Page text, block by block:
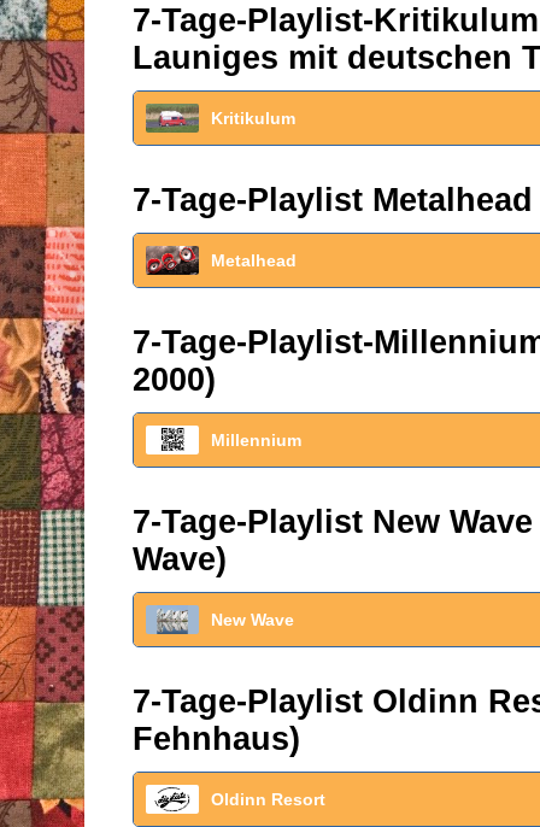
7-Tage-Playlist-
Launiges mit deutschen
Kritikulum
7-Tage-Playlist
Metalhead
7-Tage-Playlist-
2000)
Millennium
7-Tage-Playlist New
Wave)
New Wave
7-Tage-Playlist Oldinn
Fehnhaus)
Oldinn Resort